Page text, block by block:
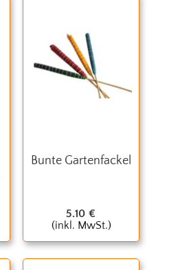
Bunte Gartenfackel
5.10 €
(inkl. MwSt.)